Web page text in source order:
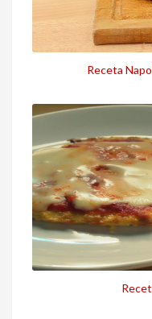
Receta